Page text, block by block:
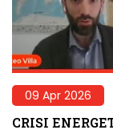
09 Apr 2026
CRISI